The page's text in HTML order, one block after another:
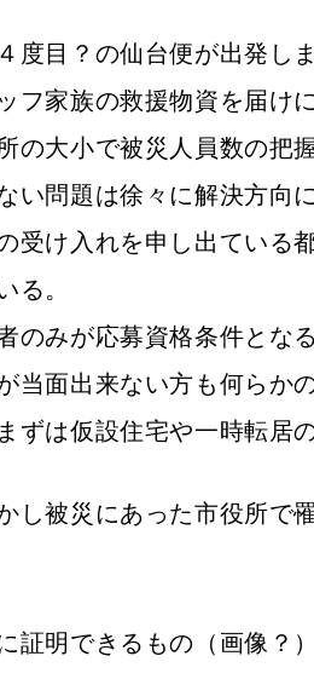
度目？の仙台便が出発し
フ家族の救援物資を届け
の大小で被災人員数の把
い問題は徐々に解決方向
受け入れを申し出ている
る。
のみが応募資格条件とな
当面出来ない方も何らか
ずは仮設住宅や一時転居
し被災にあった市役所で
証明できるもの（画像？